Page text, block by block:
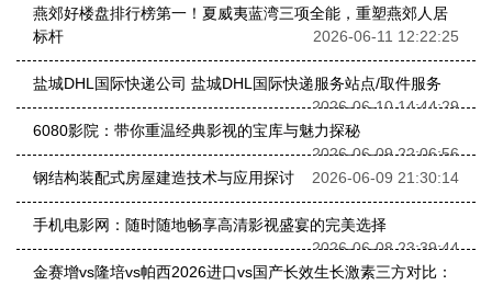
燕郊好楼盘排行榜第一！夏威夷蓝湾三项全能，重塑燕郊人居
标杆
2026-06-11 12:22:25
盐城DHL国际快递公司 盐城DHL国际快递服务站点/取件服务
2026-06-10 14:44:29
6080影院：带你重温经典影视的宝库与魅力探秘
2026-06-09 22:06:56
钢结构装配式房屋建造技术与应用探讨
2026-06-09 21:30:14
手机电影网：随时随地畅享高清影视盛宴的完美选择
2026-06-08 23:39:44
金赛增vs隆培vs帕西2026进口vs国产长效生长激素三方对比：